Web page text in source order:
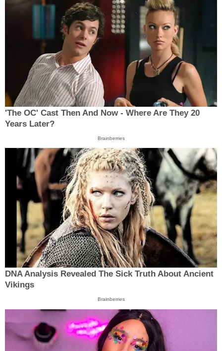
'The OC' Cast Then And Now - Where Are They 20
Years Later?
Brainberries
DNA Analysis Revealed The Sick Truth About Ancient
Vikings
Brainberries